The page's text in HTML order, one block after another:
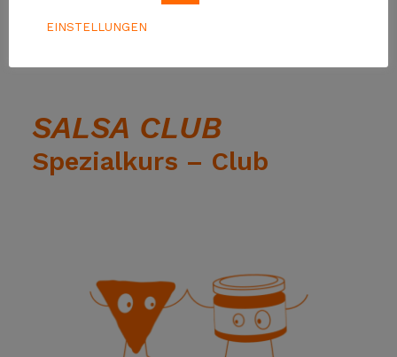
SALSA CLUB
Spezialkurs – Club
EINSTELLUNGEN